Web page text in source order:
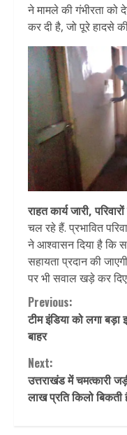
ने मामले की गंभीरता को
कर दी है, जो पूरे हादसे
राहत कार्य जारी,
चल रहे हैं. प्रभावित
ने आश्वासन दिया है कि
सहायता प्रदान की
पर भी सवाल खड़े कर
Continue
Reading
Previous:
टीम इंडिया को लगा
बाहर
Next:
उत्तराखंड में चमत्कारी
लाख प्रति किलो बिकती